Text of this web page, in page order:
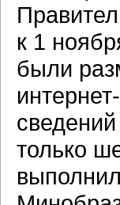
к 1
были
только